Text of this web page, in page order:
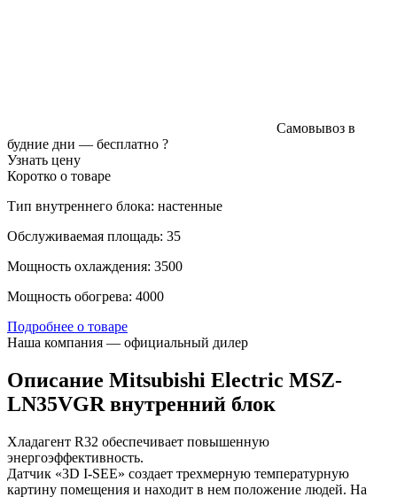
Самовывоз в
будние дни — бесплатно ?
Узнать цену
Коротко о товаре
Тип внутреннего блока: настенные
Обслуживаемая площадь: 35
Мощность охлаждения: 3500
Мощность обогрева: 4000
Подробнее о товаре
Наша компания — официальный дилер
Описание Mitsubishi Electric MSZ-
LN35VGR внутренний блок
Хладагент R32 обеспечивает повышенную
энергоэффективность.
Датчик «3D I-SEE» создает трехмерную температурную
картину помещения и находит в нем положение людей. На